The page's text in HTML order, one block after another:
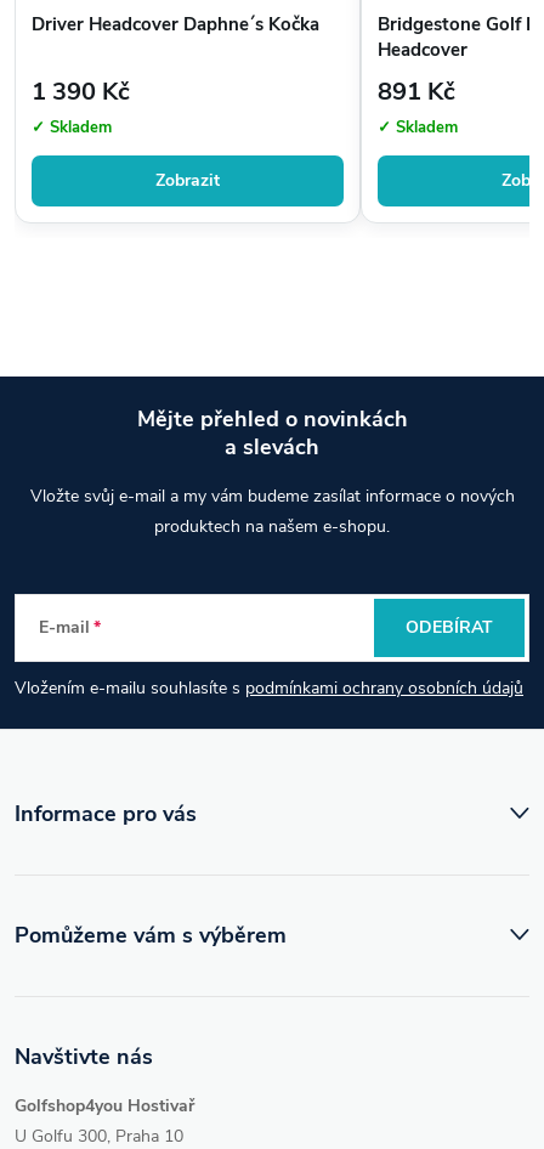
Driver Headcover Daphne´s Kočka
1 390 Kč
✓ Skladem
Zobrazit
Bridgestone Golf
Headcover
891 Kč
✓ Skladem
p
a
t
Mějte přehled o novinkách
a slevách
Vložte svůj e-mail a my vám budeme zasílat informace o nových
produktech na našem e-shopu.
E-mail
Vložením e-mailu souhlasíte s podmínkami ochrany osobních údajů
ODEBÍRAT
Informace pro vás
Navštivte nás
Golfshop4you Hostivař
U Golfu 300, Praha 10
Pomůžeme vám s výběrem